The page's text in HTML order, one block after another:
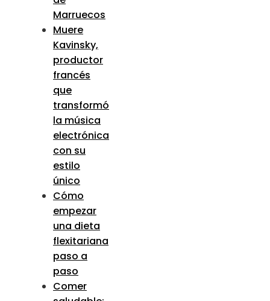
Marruecos
Muere
Kavinsky,
productor
francés
que
transformó
la música
electrónica
con su
estilo
único
Cómo
empezar
una dieta
flexitariana
paso a
paso
Comer